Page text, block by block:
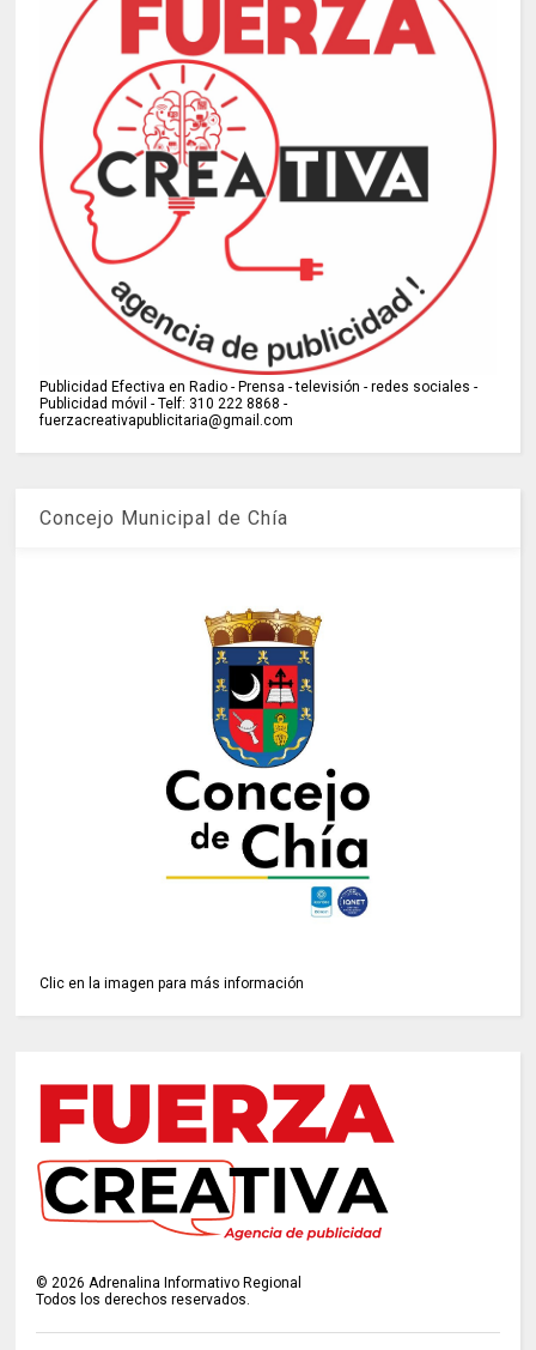
Publicidad Efectiva en Radio - Prensa - televisión - redes sociales -
Publicidad móvil - Telf: 310 222 8868 -
fuerzacreativapublicitaria@gmail.com
Concejo Municipal de Chía
Clic en la imagen para más información
©2026 Adrenalina Informativo Regional
Todos los derechos reservados.